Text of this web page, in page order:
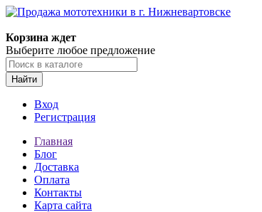
Корзина ждет
Выберите любое предложение
Найти
Вход
Регистрация
Главная
Блог
Доставка
Оплата
Контакты
Карта сайта